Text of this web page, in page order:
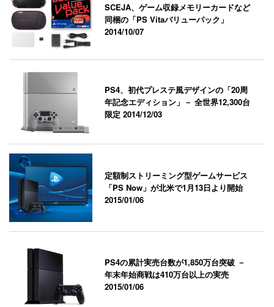
SCEJA、ゲーム収録メモリーカードなど
同梱の「PS Vitaバリューパック」
2014/10/07
PS4、初代プレステ風デザインの「20周
年記念エディション」－ 全世界12,300台
限定2014/12/03
定額制ストリーミング型ゲームサービス
「PS Now」が北米で1月13日より開始
2015/01/06
PS4の累計実売台数が1,850万台突破 －
年末年始商戦は410万台以上の実売
2015/01/06